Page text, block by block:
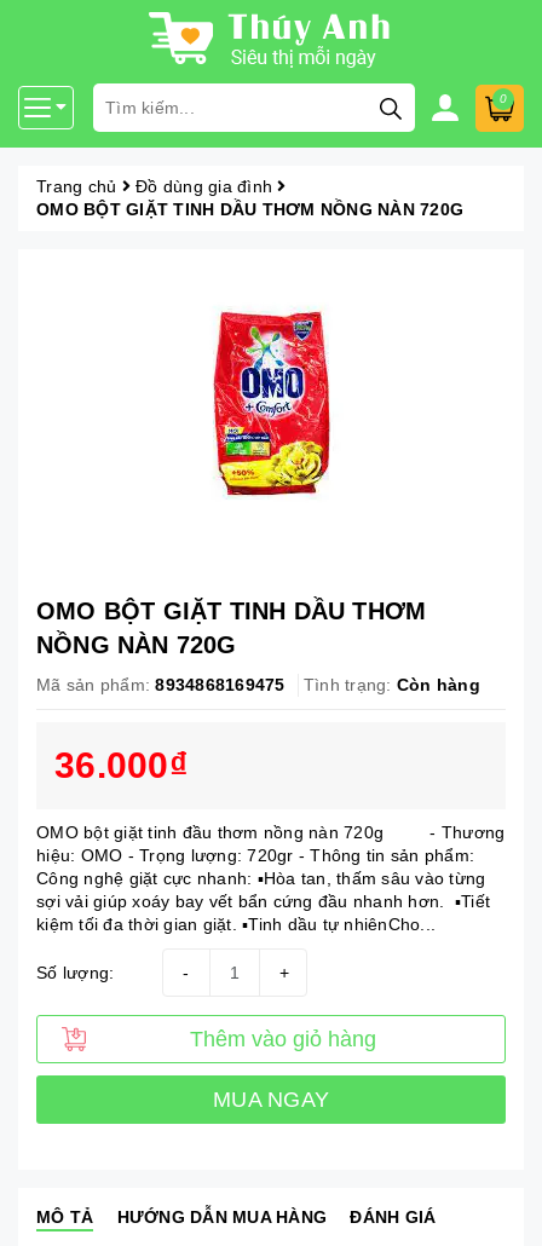
0
Trang chủ
Đồ dùng gia đình
OMO BỘT GIẶT TINH DẦU THƠM NỒNG NÀN 720G
OMO BỘT GIẶT TINH DẦU THƠM
NỒNG NÀN 720G
Mã sản phẩm: 8934868169475 Tình trạng: Còn hàng
36.000₫
OMO bột giặt tinh đầu thơm nồng nàn 720g - Thương
hiệu: OMO - Trọng lượng: 720gr - Thông tin sản phẩm:
Công nghệ giặt cực nhanh: ▪Hòa tan, thấm sâu vào từng
sợi vải giúp xoáy bay vết bẩn cứng đầu nhanh hơn. ▪Tiết
kiệm tối đa thời gian giặt. ▪Tinh dầu tự nhiênCho...
Số lượng: +
-
Thêm vào giỏ hàng
MUA NGAY
MÔ TẢ HƯỚNG DẪN MUA HÀNG ĐÁNH GIÁ